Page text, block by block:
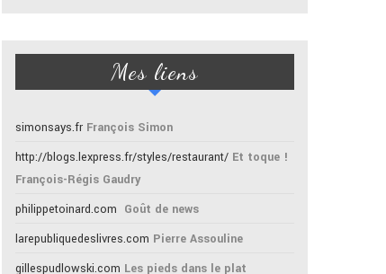
Mes liens
simonsays.fr François Simon
http://blogs.lexpress.fr/styles/restaurant/ Et toque !
François-Régis Gaudry
philippetoinard.com Goût de news
larepubliquedeslivres.com Pierre Assouline
gillespudlowski.com Les pieds dans le plat